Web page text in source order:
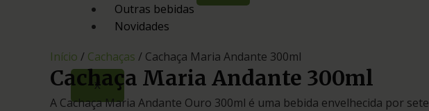
Outras bebidas
Novidades
X
Início / Cachaças / Cachaça Maria Andante 300ml
Cachaça Maria Andante 300ml
A Cachaça Maria Andante Ouro 300ml é uma bebida envelhecida por sete